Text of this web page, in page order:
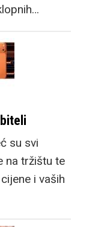
su svi
na tržištu te
i vaših